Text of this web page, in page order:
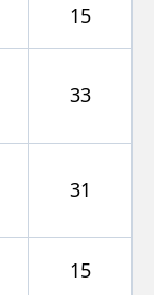
15
33
31
15